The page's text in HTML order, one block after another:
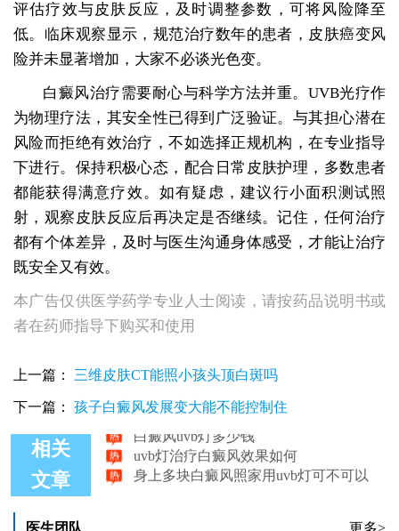
评估疗效与皮肤反应，及时调整参数，可将风险降至
低。临床观察显示，规范治疗数年的患者，皮肤癌变风
险并未显著增加，大家不必谈光色变。
白癜风治疗需要耐心与科学方法并重。UVB光疗作
为物理疗法，其安全性已得到广泛验证。与其担心潜在
风险而拒绝有效治疗，不如选择正规机构，在专业指导
下进行。保持积极心态，配合日常皮肤护理，多数患者
都能获得满意疗效。如有疑虑，建议行小面积测试照
射，观察皮肤反应后再决定是否继续。记住，任何治疗
都有个体差异，及时与医生沟通身体感受，才能让治疗
既安全又有效。
本广告仅供医学药学专业人士阅读，请按药品说明书或
者在药师指导下购买和使用
上一篇： 三维皮肤CT能照小孩头顶白斑吗
下一篇： 孩子白癜风发展变大能不能控制住
相关
文章
早期白癜风照UVB灯效果真的好吗
白癜风照uvb灯起水泡怎么回事
uvb灯治疗白癜风效果如何
身上多块白癜风照家用uvb灯可不可以
医生团队 更多>